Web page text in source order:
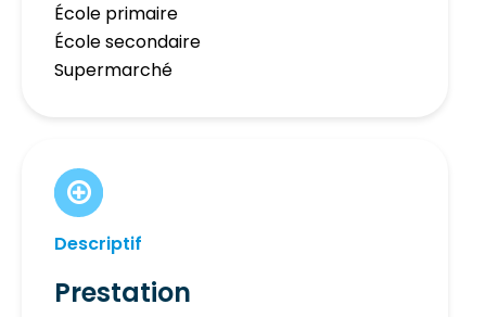
École primaire
École secondaire
Supermarché
Descriptif
Prestation